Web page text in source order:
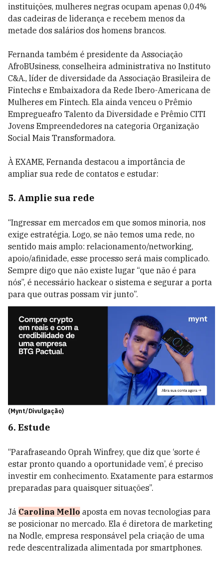
instituições, mulheres negras ocupam apenas 0,04%
das cadeiras de liderança e recebem menos da
metade dos salários dos homens brancos.
Fernanda também é presidente da Associação
AfroBUsiness, conselheira administrativa no Instituto
C&A., líder de diversidade da Associação Brasileira de
Fintechs e Embaixadora da Rede Ibero-Americana de
Mulheres em Fintech. Ela ainda venceu o Prêmio
Empregueafro Talento da Diversidade e Prêmio CITI
Jovens Empreendedores na categoria Organização
Social Mais Transformadora.
À EXAME, Fernanda destacou a importância de
ampliar sua rede de contatos e estudar:
5. Amplie sua rede
“Ingressar em mercados em que somos minoria, nos
exige estratégia. Logo, se não temos uma rede, no
sentido mais amplo: relacionamento/networking,
apoio/afinidade, esse processo será mais complicado.
Sempre digo que não existe lugar “que não é para
nós”, é necessário hackear o sistema e segurar a porta
para que outras possam vir junto”.
(Mynt/Divulgação)
6. Estude
“Parafraseando Oprah Winfrey, que diz que ‘sorte é
estar pronto quando a oportunidade vem’, é preciso
investir em conhecimento. Exatamente para estarmos
preparadas para quaisquer situações”.
Já Carolina Mello aposta em novas tecnologias para
se posicionar no mercado. Ela é diretora de marketing
na Nodle, empresa responsável pela criação de uma
rede descentralizada alimentada por smartphones.